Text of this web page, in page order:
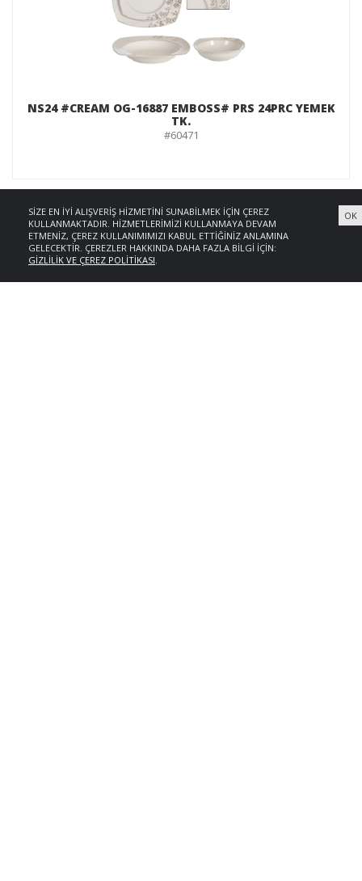
NS24 #CREAM OG-16887 EMBOSS# PRS 24PRC YEMEK
TK.
#60471
SIZE EN IYI ALIŞVERIŞ HIZMETINI SUNABILMEK IÇIN ÇEREZ
KULLANMAKTADIR. HIZMETLERIMIZI KULLANMAYA DEVAM
ETMENIZ, ÇEREZ KULLANIMIMIZI KABUL ETTIĞINIZ ANLAMINA
GELECEKTIR. ÇEREZLER HAKKINDA DAHA FAZLA BILGI IÇIN:
GIZLILIK VE ÇEREZ POLITIKASI.
OK